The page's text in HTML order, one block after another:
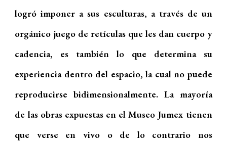
logró imponer a sus esculturas, a través de un
orgánico juego de retículas que les dan cuerpo y
cadencia, es también lo que determina su
experiencia dentro del espacio, la cual no puede
reproducirse bidimensionalmente. La mayoría
de las obras expuestas en el Museo Jumex tienen
que verse en vivo o de lo contrario nos